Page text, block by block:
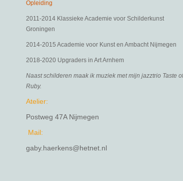
Opleiding
2011-2014 Klassieke Academie voor Schilderkunst
Groningen
2014-2015 Academie voor Kunst en Ambacht Nijmegen
2018-2020 Upgraders in Art Arnhem
Naast schilderen maak ik muziek met mijn jazztrio Taste of
Ruby.
Atelier:
Postweg 47A Nijmegen
Mail:
gaby.haerkens@hetnet.nl